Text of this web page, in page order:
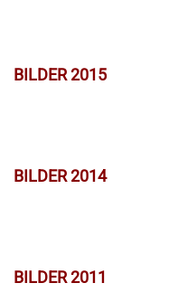
BILDER 2015
BILDER 2014
BILDER 2011